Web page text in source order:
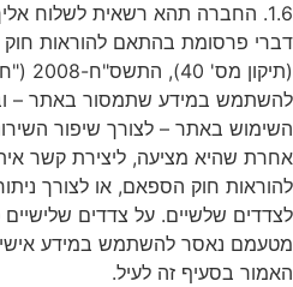
1.6. החברה תהא רשאית לשלוח
דברי פרסומת בהתאם להוראות חוק
להשתמש במידע שתמסור באתר –
השימוש באתר – לצורך שיפור
אחרת שהיא מציעה, ליצירת קשר
להוראות חוק הספאם, או לצורך
לצדדים שלשיים. על צדדים שלישיים
מטעמם נאסר להשתמש במידע
האמור בסעיף זה לעיל.